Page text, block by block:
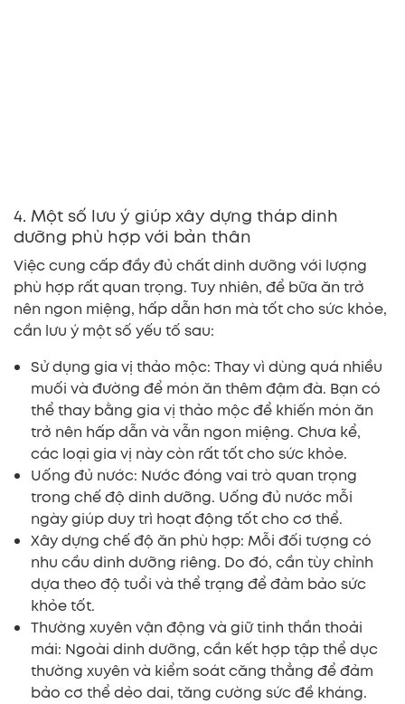
4. Một số lưu ý giúp xây dựng tháp dinh
dưỡng phù hợp với bản thân
Việc cung cấp đầy đủ chất dinh dưỡng với lượng
phù hợp rất quan trọng. Tuy nhiên, để bữa ăn trở
nên ngon miệng, hấp dẫn hơn mà tốt cho sức khỏe,
cần lưu ý một số yếu tố sau:
Sử dụng gia vị thảo mộc: Thay vì dùng quá nhiều
muối và đường để món ăn thêm đậm đà. Bạn có
thể thay bằng gia vị thảo mộc để khiến món ăn
trở nên hấp dẫn và vẫn ngon miệng. Chưa kể,
các loại gia vị này còn rất tốt cho sức khỏe.
Uống đủ nước: Nước đóng vai trò quan trọng
trong chế độ dinh dưỡng. Uống đủ nước mỗi
ngày giúp duy trì hoạt động tốt cho cơ thể.
Xây dựng chế độ ăn phù hợp: Mỗi đối tượng có
nhu cầu dinh dưỡng riêng. Do đó, cần tùy chỉnh
dựa theo độ tuổi và thể trạng để đảm bảo sức
khỏe tốt.
Thường xuyên vận động và giữ tinh thần thoải
mái: Ngoài dinh dưỡng, cần kết hợp tập thể dục
thường xuyên và kiểm soát căng thẳng để đảm
bảo cơ thể dẻo dai, tăng cường sức đề kháng.